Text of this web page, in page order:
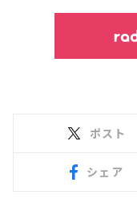
ポスト
シェア